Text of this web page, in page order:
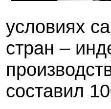
условиях
стран –
составил